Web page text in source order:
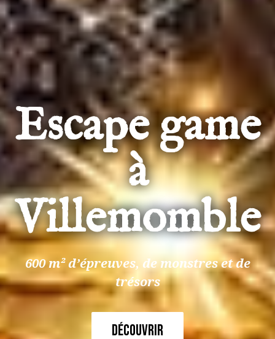
Escape game
à
Villemomble
600 m² d’épreuves, demonstres et de
trésors
Découvrir